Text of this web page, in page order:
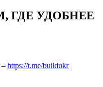
ГДЕ УДОБНЕЕ
– https://t.me/buildukr